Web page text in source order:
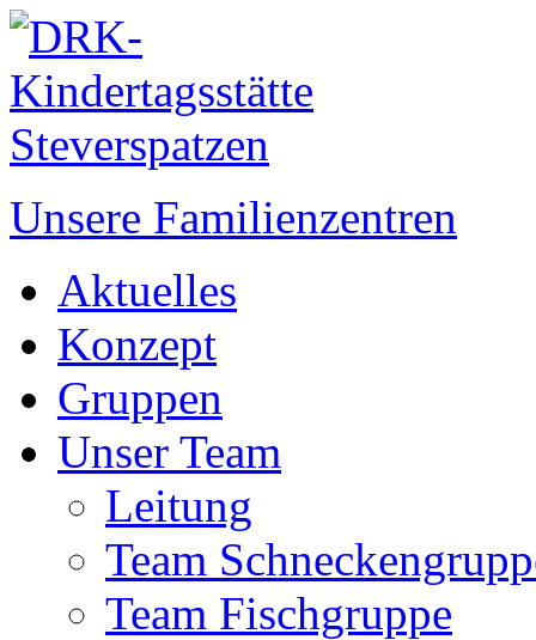
Unsere Familienzentren
Aktuelles
Konzept
Gruppen
Unser Team
Leitung
Team
Team Fischgruppe